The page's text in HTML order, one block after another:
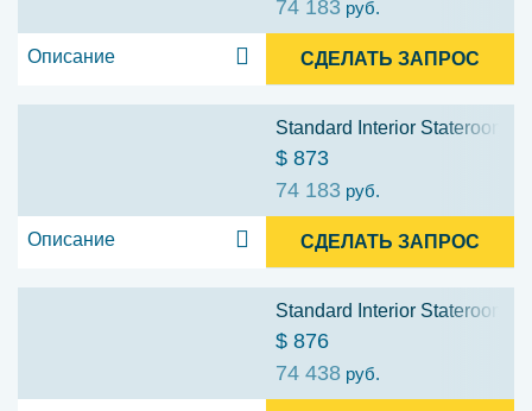
74 183 руб.
Описание СДЕЛАТЬ ЗАПРОС
Standard Interior Stateroom:
$ 873
74 183 руб.
Описание СДЕЛАТЬ ЗАПРОС
Standard Interior Stateroom:
$ 876
74 438 руб.